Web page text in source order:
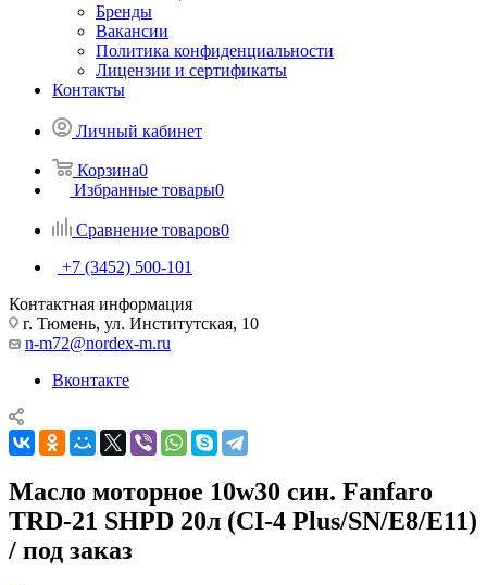
Бренды
Вакансии
Политика конфиденциальности
Лицензии и сертификаты
Контакты
Личный кабинет
Корзина0
Избранные товары0
Сравнение товаров0
+7 (3452) 500-101
Контактная информация
г. Тюмень, ул. Институтская, 10
n-m72@nordex-m.ru
Вконтакте
Масло моторное 10w30 син. Fanfaro
TRD-21 SHPD 20л (CI-4 Plus/SN/E8/E11)
/ под заказ